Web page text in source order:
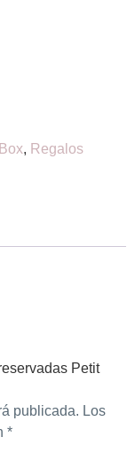
, Regalos
Petit
publicada. Los
*